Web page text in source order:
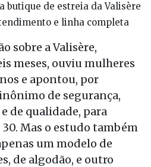
butique de estreia da Valisère
e linha completa
sobre a Valisère,
meses, ouviu mulheres
e apontou, por
de segurança,
de qualidade, para
Mas o estudo também
um modelo de
de algodão, e outro